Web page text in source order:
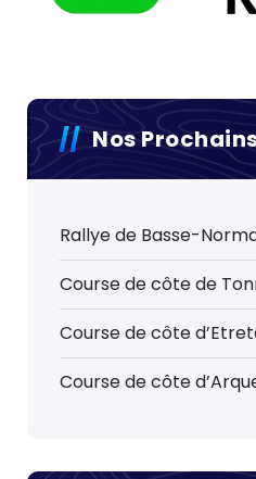
Nos
Rallye de Basse-
Course de côte de
Course de côte
Course de côte